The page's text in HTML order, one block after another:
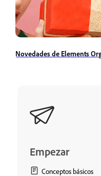
Novedades de Elements
Empezar
Conceptos básicos